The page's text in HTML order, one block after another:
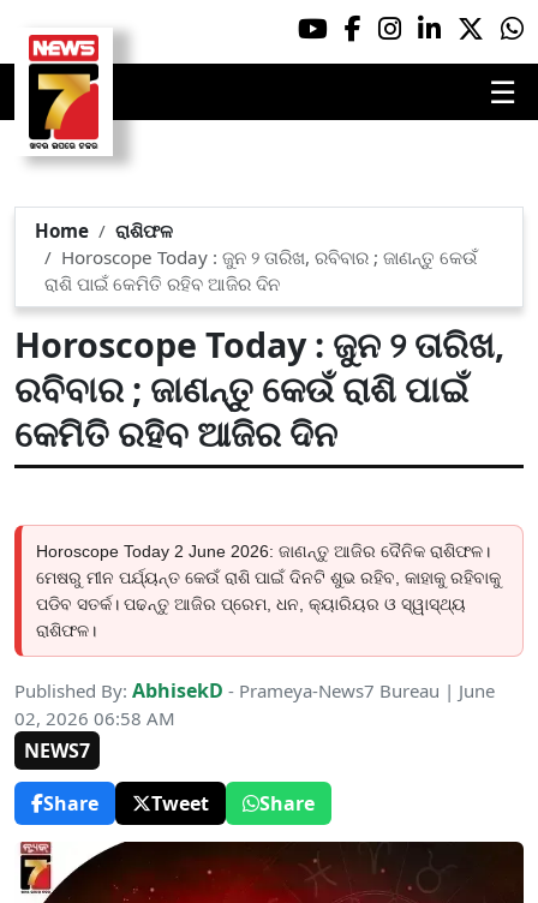
☰
Home
ରାଶିଫଳ
Horoscope Today : ଜୁନ ୨ ତାରିଖ, ରବିବାର ; ଜାଣନ୍ତୁ କେଉଁ
ରାଶି ପାଇଁ କେମିତି ରହିବ ଆଜିର ଦିନ
Horoscope Today : ଜୁନ ୨ ତାରିଖ,
ରବିବାର ; ଜାଣନ୍ତୁ କେଉଁ ରାଶି ପାଇଁ
କେମିତି ରହିବ ଆଜିର ଦିନ
Horoscope Today 2 June 2026: ଜାଣନ୍ତୁ ଆଜିର ଦୈନିକ ରାଶିଫଳ।
ମେଷରୁ ମୀନ ପର୍ଯ୍ୟନ୍ତ କେଉଁ ରାଶି ପାଇଁ ଦିନଟି ଶୁଭ ରହିବ, କାହାକୁ ରହିବାକୁ
ପଡିବ ସତର୍କ। ପଢନ୍ତୁ ଆଜିର ପ୍ରେମ, ଧନ, କ୍ୟାରିୟର ଓ ସ୍ୱାସ୍ଥ୍ୟ
ରାଶିଫଳ।
Published By: AbhisekD - Prameya-News7 Bureau | June
02, 2026 06:58 AM
NEWS7
Share
Tweet Share